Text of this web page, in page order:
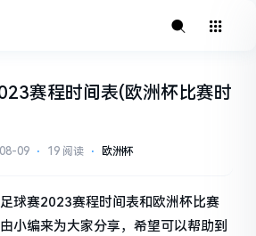
赛程时间表(欧洲杯比赛时
09 ⋅ 19 阅读 ⋅ 欧洲杯
球赛2023赛程时间表和欧洲杯比赛
小编来为大家分享，希望可以帮助到